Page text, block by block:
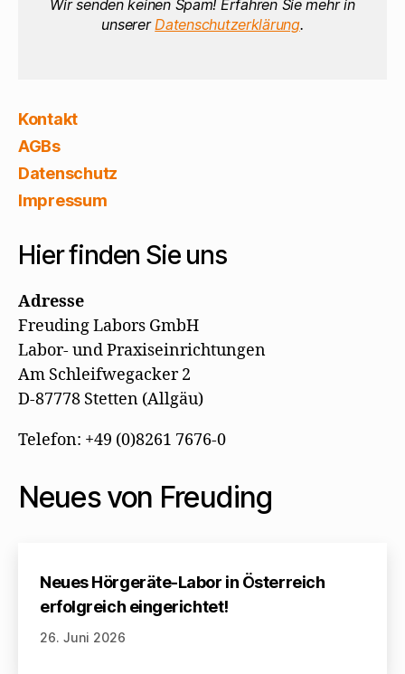
Wir senden keinen Spam! Erfahren Sie mehr in
unserer Datenschutzerklärung.
Kontakt
AGBs
Datenschutz
Impressum
Hier finden Sie uns
Adresse
Freuding Labors GmbH
Labor- und Praxiseinrichtungen
Am Schleifwegacker 2
D-87778 Stetten (Allgäu)
Telefon: +49 (0)8261 7676-0
Neues von Freuding
Neues Hörgeräte-Labor in Österreich
erfolgreich eingerichtet!
26. Juni 2026